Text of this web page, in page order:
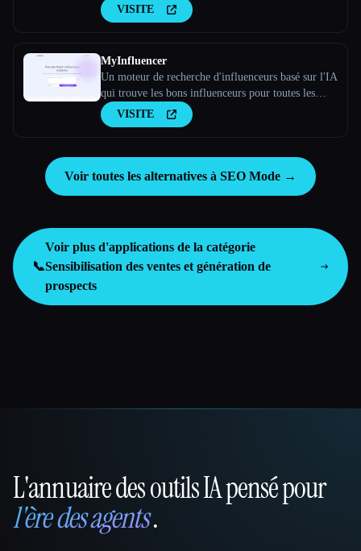
VISITE
MyInfluencer
Un moteur de recherche d'influenceurs basé sur l'IA
qui trouve les bons influenceurs pour toutes les
entreprises
VISITE
Voir toutes les alternatives à SEO Mode →
📞
Voir plus d'applications de la catégorie
Sensibilisation des ventes et génération de
prospects
That AI Collection
L'annuaire des outils IA pensé pour
l'ère des agents.